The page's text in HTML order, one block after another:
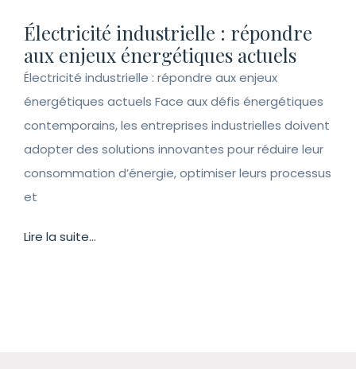
Électricité industrielle : répondre
aux enjeux énergétiques actuels
Électricité industrielle : répondre aux enjeux
énergétiques actuels Face aux défis énergétiques
contemporains, les entreprises industrielles doivent
adopter des solutions innovantes pour réduire leur
consommation d’énergie, optimiser leurs processus
et
Lire la suite...